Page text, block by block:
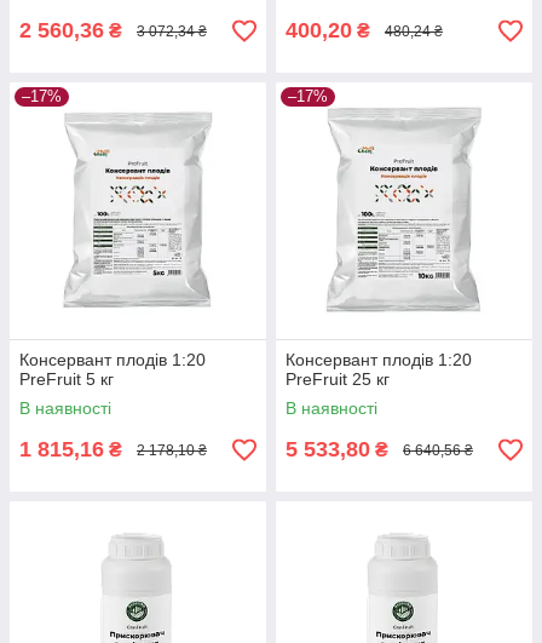
2 560,36 ₴ 3 072,34 ₴ 400,20 ₴ 480,24 ₴
–17%
Консервант плодів 1:20
PreFruit 5 кг
В наявності
1 815,16 ₴ 2 178,10 ₴
–17%
Консервант плодів 1:20
PreFruit 25 кг
В наявності
5 533,80 ₴ 6 640,56 ₴